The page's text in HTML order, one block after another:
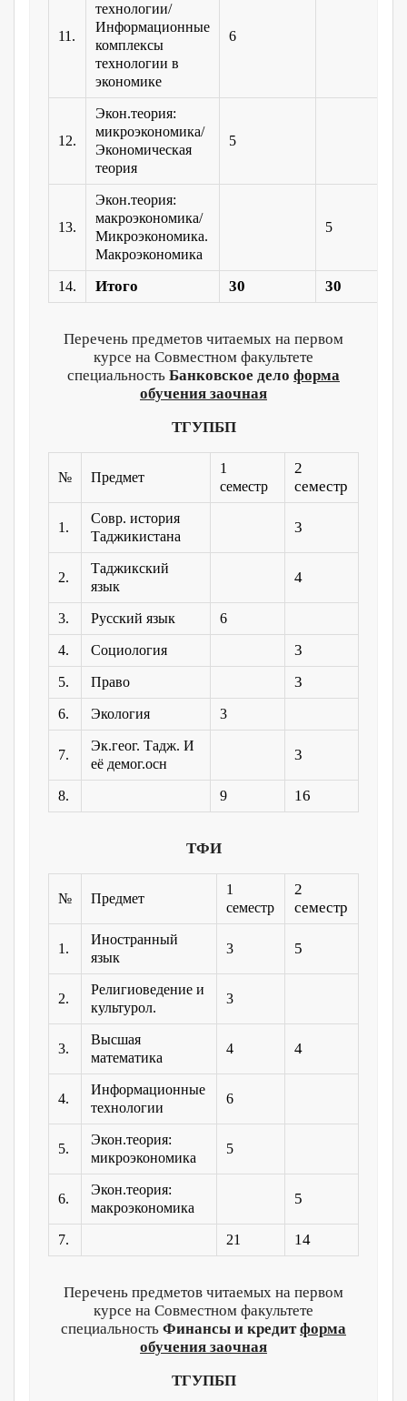
11.
технологии/
Информационные
комплексы
технологии в
экономике
6
12.
Экон.теория:
микроэкономика/
Экономическая
теория
5
13.
Экон.теория:
макроэкономика/
Микроэкономика.
Макроэкономика
5
14. Итого 30 30
Перечень предметов читаемых на первом
курсе на Совместном факультете
специальность Банковское дело форма
обучения заочная
ТГУПБП
№ Предмет
1
семестр
2
семестр
1.
Совр. история
Таджикистана
3
2.
Таджикский
язык
4
3. Русский язык 6
4. Социология 3
5. Право 3
6. Экология 3
7.
Эк.геог. Тадж. И
её демог.осн
3
8. 9 16
ТФИ
№ Предмет
1
семестр
2
семестр
1.
Иностранный
язык
3 5
2.
Религиоведение и
культурол.
3
3.
Высшая
математика
4 4
4.
Информационные
технологии
6
5.
Экон.теория:
микроэкономика
5
6.
Экон.теория:
макроэкономика
5
7. 21 14
Перечень предметов читаемых на первом
курсе на Совместном факультете
специальность Финансы и кредитформа
обучения заочная
ТГУПБП